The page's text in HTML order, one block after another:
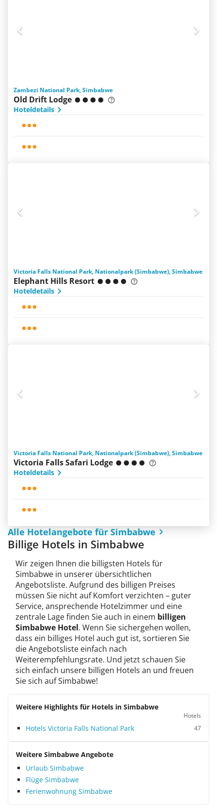
Zambezi National Park, Simbabwe
Old Drift Lodge
Hoteldetails
Victoria Falls National Park, Nationalpark (Simbabwe), Simbabwe
Elephant Hills Resort
Hoteldetails
Victoria Falls National Park, Nationalpark (Simbabwe), Simbabwe
Victoria Falls Safari Lodge
Hoteldetails
Alle Hotelangebote für Simbabwe
Billige Hotels in Simbabwe
Wir zeigen Ihnen die billigsten Hotels für
Simbabwe in unserer übersichtlichen
Angebotsliste. Aufgrund des billigen Preises
müssen Sie nicht auf Komfort verzichten – guter
Service, ansprechende Hotelzimmer und eine
zentrale Lage finden Sie auch in einem billigen
Simbabwe Hotel. Wenn Sie sichergehen wollen,
dass ein billiges Hotel auch gut ist, sortieren Sie
die Angebotsliste einfach nach
Weiterempfehlungsrate. Und jetzt schauen Sie
sich einfach unsere billigen Hotels an und freuen
Sie sich auf Simbabwe!
Weitere Highlights für Hotels in Simbabwe
Hotels
Hotels Victoria Falls National Park 47
Weitere Simbabwe Angebote
Urlaub Simbabwe
Flüge Simbabwe
Ferienwohnung Simbabwe